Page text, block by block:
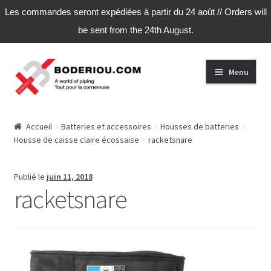
Les commandes seront expédiées à partir du 24 août // Orders will
be sent from the 24th August.
Aller
à
la
Aller
au
contenu
Menu
Actu
Boutique
Commande
Accueil Batteries et accessoires
Housses de batteries
Housse de caisse claire écossaise
racketsnare
Publié le juin 11, 2018
racketsnare